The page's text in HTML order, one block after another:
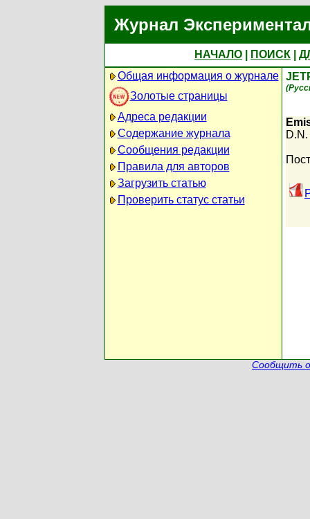
Журнал
НАЧАЛО ПОИСК
Общая информация о журнале
Золотые страницы
Адреса редакции
Содержание журнала
Сообщения редакции
Правила для авторов
Загрузить статью
Проверить статус статьи
Сообщить о